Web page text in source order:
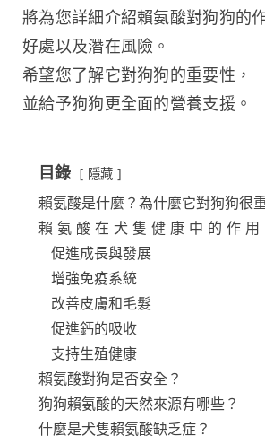
將為您詳細介紹賴氨酸對狗狗的
好處以及潛在風險。
希望您了解它對狗狗的重要性，
並給予狗狗更全面的營養支援。
目錄 隱藏
賴氨酸是什麼？為什麼它對狗狗很
賴 氨 酸 在 犬 隻 健 康 中 的 作 用
促進成長與發展
增強免疫系統
改善皮膚和毛髮
促進鈣的吸收
支持生殖健康
賴氨酸對狗是否安全？
狗狗賴氨酸的天然來源有哪些？
什麼是犬隻賴氨酸缺乏症？